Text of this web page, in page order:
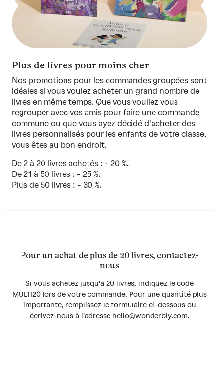
Plus de livres pour moins cher
Nos promotions pour les commandes groupées sont
idéales si vous voulez acheter un grand nombre de
livres en même temps. Que vous vouliez vous
regrouper avec vos amis pour faire une commande
commune ou que vous ayez décidé d'acheter des
livres personnalisés pour les enfants de votre classe,
vous êtes au bon endroit.
De 2 à 20 livres achetés : - 20 %.
De 21 à 50 livres : - 25 %.
Plus de 50 livres : - 30 %.
Pour un achat de plus de 20 livres, contactez-
nous
Si vous achetez jusqu'à 20 livres, indiquez le code
MULTI20 lors de votre commande. Pour une quantité plus
importante, remplissez le formulaire ci-dessous ou
écrivez-nous à l'adresse hello@wonderbly.com.